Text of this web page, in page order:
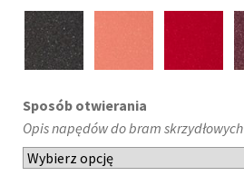
Sposób otwierania
Opis napędów do bram skrzydłowych